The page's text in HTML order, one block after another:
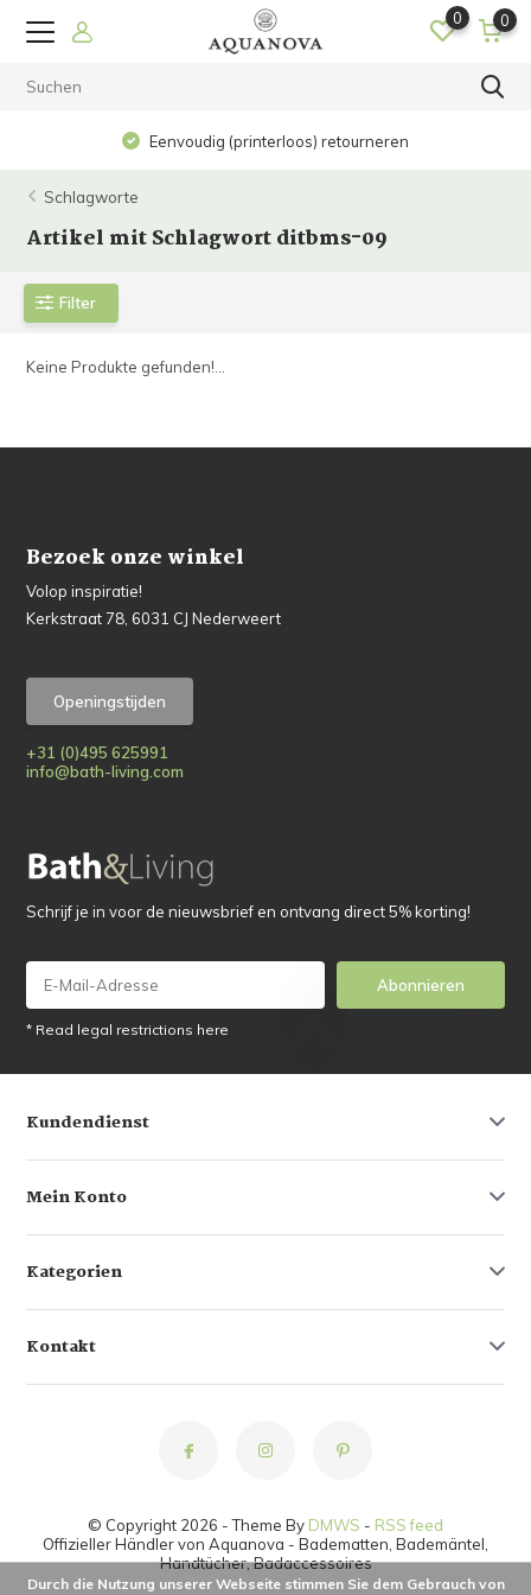
0 0
Eenvoudig (printerloos) retourneren
Schlagworte
Artikel mit Schlagwort ditbms-09
Filter
Keine Produkte gefunden!...
Bezoek onze winkel
Volop inspiratie!
Kerkstraat 78, 6031 CJ Nederweert
Openingstijden
+31 (0)495 625991
info@bath-living.com
Schrijf je in voor de nieuwsbrief en ontvang direct 5% korting!
Abonnieren
* Read legal restrictions here
Kundendienst
Mein Konto
Kategorien
Kontakt
© Copyright 2026 - Theme By DMWS - RSS feed
Offizieller Händler von Aquanova - Badematten, Bademäntel,
Handtücher, Badaccessoires
Durch die Nutzung unserer Webseite stimmen Sie dem Gebrauch von